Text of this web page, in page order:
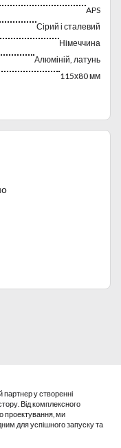
APS
Сірий і сталевий
Німеччина
Алюміній, латунь
115х80 мм
у створенні
Від комплексного
проектування, ми
для успішного запуску та